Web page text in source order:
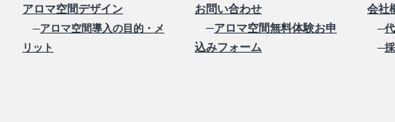
アロマ空間デザイン
─アロマ空間導入の目的・メ
リット
お問い合わせ
─アロマ空間無料体験お申
込みフォーム
会社
─
─